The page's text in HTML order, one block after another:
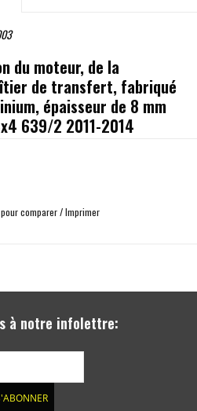
du moteur, de la
de transfert, fabriqué
épaisseur de 8 mm
639/2 2011-2014
épaisseur 8 mm
comparer/Imprimer
à notre infolettre: